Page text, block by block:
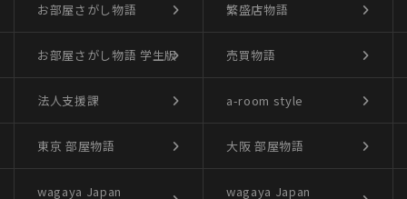
お部屋さがし物語 繁盛店物語
お部屋さがし物語 学生版 売買物語
法人支援課 a-room style
東京 部屋物語 大阪 部屋物語
wagaya Japan wagaya Japan